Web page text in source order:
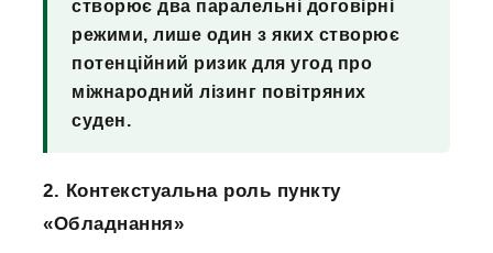
створює два паралельні договірні
режими, лише один з яких створює
потенційний ризик для угод про
міжнародний лізинг повітряних
суден.
2. Контекстуальна роль пункту
«Обладнання»